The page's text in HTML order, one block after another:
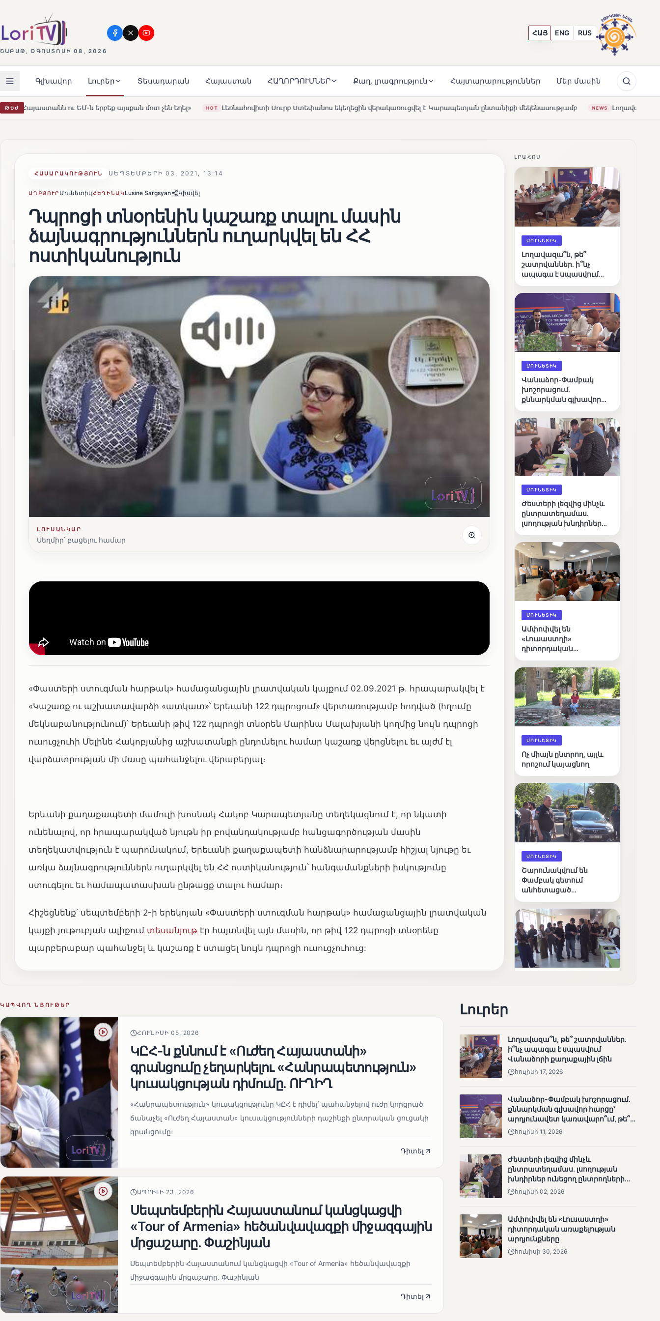
ՇԱԲԱԹ, ՕԳՈՍՏՈՍԻ 08, 2026
ՀԱՅ ENG RUS
Գլխավոր Լուրեր Տեսադարան Հայաստան ՀԱՂՈՐԴՈՒՄՆԵՐ Քաղ. լրագրություն Հայտարարություններ Մեր մասին
ԹԵԺայսքան մոտ չեն եղել» HOT Լեռնահովիտի Սուրբ Ստեփանոս եկեղեցին վերակառուցվել է Կարապետյան ընտանիքի մեկենասությամբ NEWS Լողավազա՞ն, թե՞ շատրվաններ. ի՞նչ
ՀԱՍԱՐԱԿՈՒԹՅՈՒՆ ՍԵՊՏԵՄԲԵՐԻ 03, 2021, 13:14
ԱՂԲՅՈՒՐ ՄունետիկՀԵՂԻՆԱԿ Lusine Sargsyan Կիսվել
Դպրոցի տնօրենին կաշառք տալու մասին
ձայնագրություններն ուղարկվել են ՀՀ
ոստիկանություն
ԼՈՒՍԱՆԿԱՐ
Սեղմիր՝ բացելու համար
«Փաստերի ստուգման հարթակ» համացանցային լրատվական կայքում 02.09.2021 թ. հրապարակվել է
«Կաշառք ու աշխատավարձի «ատկատ»՝ Երեւանի 122 դպրոցում» վերտառությամբ հոդված (հղումը
մեկնաբանությունում)՝ Երեւանի թիվ 122 դպրոցի տնօրեն Մարինա Մալախյանի կողմից նույն դպրոցի
ուսուցչուհի Մելինե Հակոբյանից աշխատանքի ընդունելու համար կաշառք վերցնելու եւ այժմ էլ
վարձատրության մի մասը պահանջելու վերաբերյալ։
Երևանի քաղաքապետի մամուլի խոսնակ Հակոբ Կարապետյանը տեղեկացնում է, որ նկատի
ունենալով, որ հրապարակված նյութն իր բովանդակությամբ հանցագործության մասին
տեղեկատվություն է պարունակում, Երեւանի քաղաքապետի հանձնարարությամբ հիշյալ նյութը եւ
առկա ձայնագրություններն ուղարկվել են ՀՀ ոստիկանություն՝ հանգամանքների իսկությունը
ստուգելու եւ համապատասխան ընթացք տալու համար։
Հիշեցնենք՝ սեպտեմբերի 2-ի երեկոյան «Փաստերի ստուգման հարթակ» համացանցային լրատվական
կայքի յութուբյան ալիքում տեսանյութ էր հայտնվել այն մասին, որ թիվ 122 դպրոցի տնօրենը
պարբերաբար պահանջել և կաշառք է ստացել նույն դպրոցի ուսուցչուհուց:
ԼՐԱՀՈՍ
ՄՈՒՆԵՏԻԿ
Լողավազա՞ն, թե՞
շատրվաններ. ի՞նչ
ապագա է սպասվում
լճին
ՄՈՒՆԵՏԻԿ
Վանաձոր-Փամբակ
խոշորացում.
քննարկման գլխավոր
կառավարո՞ւմ, թե՞
քաղաքական նպատակ
ՄՈՒՆԵՏԻԿ
Ժեստերի լեզվից մինչև
ընտրատեղամաս.
լսողության խնդիրներ
ճանապարհը
ՄՈՒՆԵՏԻԿ
Ամփոփվել են
«Լուսաստղի»
դիտորդական
արդյունքները
ՄՈՒՆԵՏԻԿ
Ոչ միայն ընտրող, այլև
որոշում կայացնող
ՄՈՒՆԵՏԻԿ
Շարունակվում են
Փամբակ գետում
անհետացած
որոնողական
աշխատանքները
դիտորդական
առաքելության
արդյունքները
ՄՈՒՆԵՏԻԿ
Մատչելի
ընտրություններ.
ՄՈՒՆԵՏԻԿ
Ամփոփվել են 2005
ԿԱՊՎՈՂ ՆՅՈՒԹԵՐ
ՀՈՒՆԻՍԻ 05, 2026
ԿԸՀ-ն քննում է «Ուժեղ Հայաստանի»
գրանցումը չեղարկելու «Հանրապետություն»
կուսակցության դիմումը. ՈՒՂԻՂ
«Հանրապետություն» կուսակցությունը ԿԸՀ է դիմել՝ պահանջելով ուժը կորցրած
ճանաչել «Ուժեղ Հայաստան» կուսակցությունների դաշինքի ընտրական ցուցակի
գրանցումը։
Դիտել
ԱՊՐԻԼԻ 23, 2026
Սեպտեմբերին Հայաստանում կանցկացվի
«Tour of Armenia» հեծանվավազքի միջազգային
մրցաշարը. Փաշինյան
Սեպտեմբերին Հայաստանում կանցկացվի «Tour of Armenia» հեծանվավազքի
միջազգային մրցաշարը. Փաշինյան
Դիտել
Լուրեր
Լողավազա՞ն, թե՞ շատրվաններ.
ի՞նչ ապագա է սպասվում
Վանաձորի քաղաքային լճին
հուլիսի 17, 2026
Վանաձոր-Փամբակ խոշորացում.
քննարկման գլխավոր հարցը՝
արդյունավետ կառավարո՞ւմ, թե՞
քաղաքական նպատակ
հուլիսի 11, 2026
Ժեստերի լեզվից մինչև
ընտրատեղամաս. լսողության
խնդիրներ ունեցող ընտրողների
ճանապարհը
հուլիսի 02, 2026
Ամփոփվել են «Լուսաստղի»
դիտորդական առաքելության
արդյունքները
հունիսի 30, 2026